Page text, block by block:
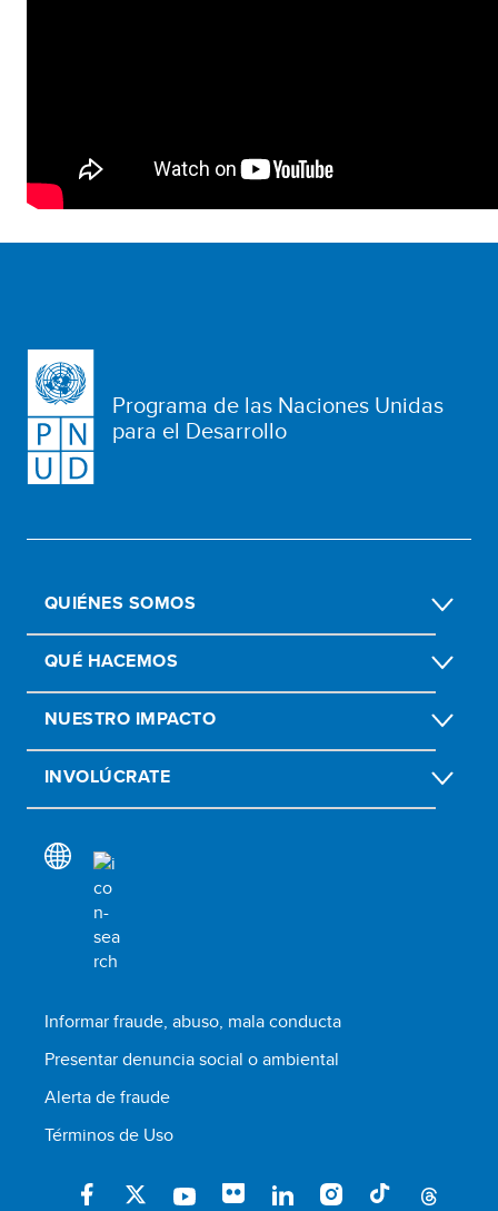
Programa de las Naciones Unidas
para el Desarrollo
QUIÉNES SOMOS
QUÉ HACEMOS
NUESTRO IMPACTO
INVOLÚCRATE
Informar fraude, abuso, mala conducta
Presentar denuncia social o ambiental
Alerta de fraude
Términos de Uso